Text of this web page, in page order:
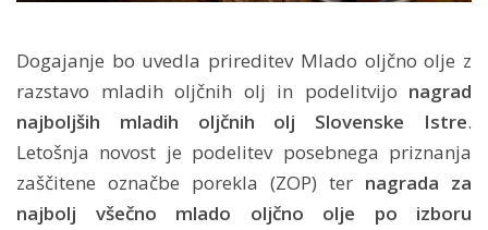
Dogajanje bo uvedla prireditev Mlado oljčno olje z
razstavo mladih oljčnih olj in podelitvijo nagrad
najboljših mladih oljčnih olj Slovenske Istre.
Letošnja novost je podelitev posebnega priznanja
zaščitene označbe porekla (ZOP) ter nagrada za
najbolj všečno mlado oljčno olje po izboru